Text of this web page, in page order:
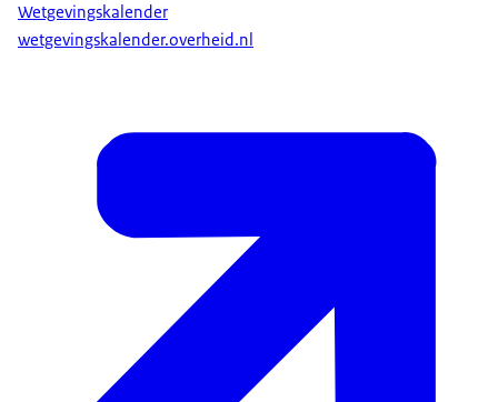
Wetgevingskalender
wetgevingskalender.overheid.nl